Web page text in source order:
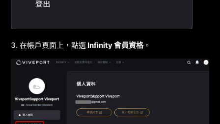
3. 在帳戶頁面上，點選 Infinity 會員資格。